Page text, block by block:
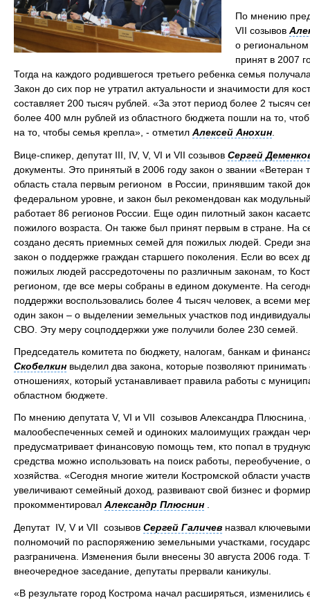
По мнению
VII созывов
о
принят в 2007
Тогда на каждого родившегося третьего ребенка семья
Закон до сих пор не утратил актуальности и значимости для
составляет 200 тысяч рублей. «За этот период более 2 тысяч
более 400 млн рублей из областного бюджета пошли на то,
на то, чтобы семья крепла», - отметил Алексей Анохин
Вице-спикер, депутат III, IV, V, VI и VII созывов Сергей
документы. Это принятый в 2006 году закон о звании «Ветеран
область стала первым регионом в России, принявшим такой
федеральном уровне, и закон был рекомендован как
работает 86 регионов России. Еще один пилотный закон
пожилого возраста. Он также был принят первым в стране. На
создано десять приемных семей для пожилых людей. Среди
закон о поддержке граждан старшего поколения. Если во всех
пожилых людей рассредоточены по различным законам, то
регионом, где все меры собраны в едином документе. На
поддержки воспользовались более 4 тысяч человек, а всеми
один закон – о выделении земельных участков под
СВО. Эту меру соцподдержки уже получили более 230 семей.
Председатель комитета по бюджету, налогам, банкам и
Скобелкин выделил два закона, которые позволяют
отношениях, который устанавливает правила работы с
областном бюджете.
По мнению депутата V, VI и VII созывов Александра
малообеспеченных семей и одиноких малоимущих граждан
предусматривает финансовую помощь тем, кто попал в
средства можно использовать на поиск работы, переобучение,
хозяйства. «Сегодня многие жители Костромской области
увеличивают семейный доход, развивают свой бизнес и
прокомментировал Александр Плюснин .
Депутат IV, V и VII созывов Сергей Галичев назвал
полномочий по распоряжению земельными участками,
разграничена. Изменения были внесены 30 августа 2006 года.
внеочередное заседание, депутаты прервали каникулы.
«В результате город Кострома начал расширяться, изменились